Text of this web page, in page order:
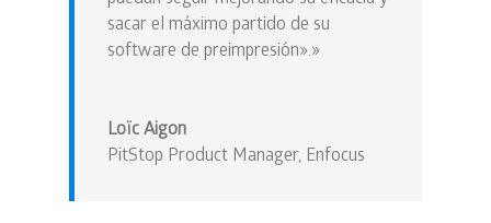
sacar el máximo partido de su
software de preimpresión».»
Loïc Aigon
PitStop Product Manager, Enfocus